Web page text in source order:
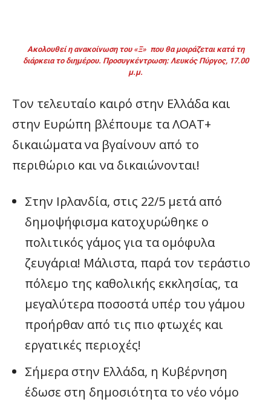
Ακολουθεί η ανακοίνωση του «Ξ» που θα μοιράζεται κατά τη
διάρκεια το διημέρου. Προσυγκέντρωση: Λευκός Πύργος, 17.00
μ.μ.
Τον τελευταίο καιρό στην Ελλάδα και
στην Ευρώπη βλέπουμε τα ΛΟΑΤ+
δικαιώματα να βγαίνουν από το
περιθώριο και να δικαιώνονται!
Στην Ιρλανδία, στις 22/5 μετά από
δημοψήφισμα κατοχυρώθηκε ο
πολιτικός γάμος για τα ομόφυλα
ζευγάρια! Μάλιστα, παρά τον τεράστιο
πόλεμο της καθολικής εκκλησίας, τα
μεγαλύτερα ποσοστά υπέρ του γάμου
προήρθαν από τις πιο φτωχές και
εργατικές περιοχές!
Σήμερα στην Ελλάδα, η Κυβέρνηση
έδωσε στη δημοσιότητα το νέο νόμο